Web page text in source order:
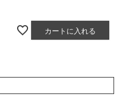
カートに入れる